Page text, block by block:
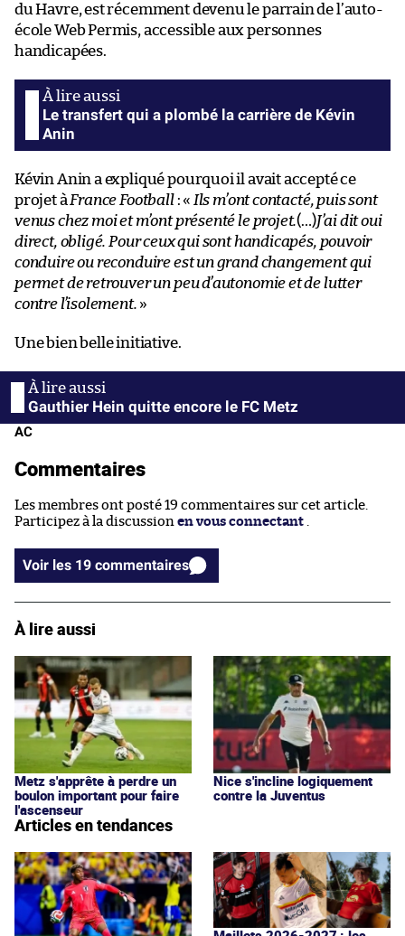
du Havre, est récemment devenu le parrain de l’auto-
école Web Permis, accessible aux personnes
handicapées.
Le transfert qui a plombé la carrière de Kévin
Anin
Kévin Anin a expliqué pourquoi il avait accepté ce
projet à France Football: « Ils m’ont contacté, puis sont
venus chez moi et m’ont présenté le projet.(…)J’ai dit oui
direct, obligé. Pour ceux qui sont handicapés, pouvoir
conduire ou reconduire est un grand changement qui
permet de retrouver un peu d’autonomie et de lutter
contre l’isolement. »
Une bien belle initiative.
Gauthier Hein quitte encore le FC Metz
AC
Commentaires
Les membres ont posté 19 commentaires sur cet article.
Participez à la discussion en vous connectant
Voir les 19 commentaires
À lire aussi
Metz s'apprête à perdre un
boulon important pour faire
l'ascenseur
Nice s'incline logiquement
contre la Juventus
Articles en tendances